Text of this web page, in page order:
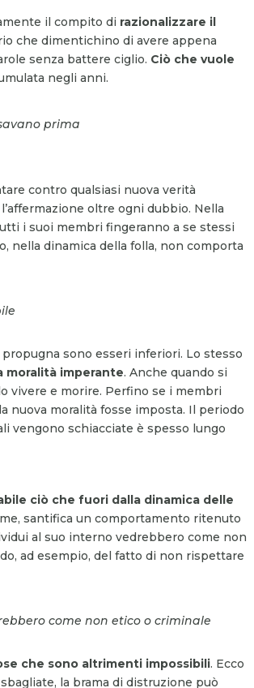
il compito di razionalizzare il
che dimentichino di avere appena
senza battere ciglio. Ciò che vuole
negli anni.
prima
contro qualsiasi nuova verità
oltre ogni dubbio. Nella
i suoi membri fingeranno a se stessi
nella dinamica della folla, non comporta
sono esseri inferiori. Lo stesso
moralità imperante. Anche quando si
vivere e morire. Perfino se i membri
nuova moralità fosse imposta. Il periodo
vengono schiacciate è spesso lungo
ciò che fuori dalla dinamica delle
santifica un comportamento ritenuto
al suo interno vedrebbero come non
ad esempio, del fatto di non rispettare
come non etico o criminale
che sono altrimenti impossibili. Ecco
la brama di distruzione può